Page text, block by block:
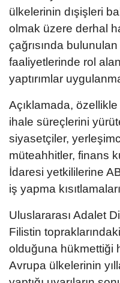
ülkelerinin dışişleri
olmak üzere derhal
çağrısında
faaliyetlerinde rol
yaptırımlar
Açıklamada,
ihale süreçlerini
siyasetçiler,
müteahhitler, finans
İdaresi yetkililerine
iş yapma
Uluslararası Adalet
Filistin
olduğuna hükmettiği
Avrupa ülkelerinin